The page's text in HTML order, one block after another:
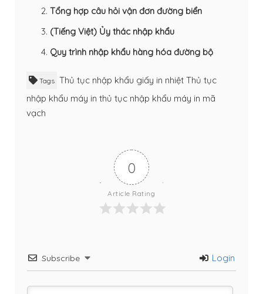
Tổng hợp câu hỏi vận đơn đường biển
(Tiếng Việt) Ủy thác nhập khẩu
Quy trình nhập khẩu hàng hóa đường bộ
Tags Thủ tục nhập khẩu giấy in nhiệt Thủ tục
nhập khẩu máy in thủ tục nhập khẩu máy in mã
vạch
0
Article Rating
Subscribe Login